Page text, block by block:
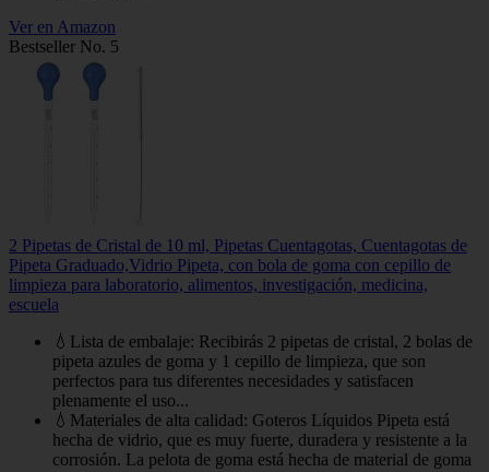
Ver en Amazon
Bestseller No. 5
2 Pipetas de Cristal de 10 ml, Pipetas Cuentagotas, Cuentagotas de
Pipeta Graduado,Vidrio Pipeta, con bola de goma con cepillo de
limpieza para laboratorio, alimentos, investigación, medicina,
escuela
💧Lista de embalaje: Recibirás 2 pipetas de cristal, 2 bolas de
pipeta azules de goma y 1 cepillo de limpieza, que son
perfectos para tus diferentes necesidades y satisfacen
plenamente el uso...
💧Materiales de alta calidad: Goteros Líquidos Pipeta está
hecha de vidrio, que es muy fuerte, duradera y resistente a la
corrosión. La pelota de goma está hecha de material de goma